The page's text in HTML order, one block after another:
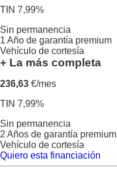
TIN 7,99%
Sin permanencia
1 Año de garantía premium
Vehículo de cortesía
+ La más completa
236,63 €/mes
TIN 7,99%
Sin permanencia
2 Años de garantía premium
Vehículo de cortesía
Quiero esta financiación